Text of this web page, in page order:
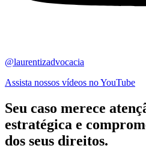
@laurentizadvocacia
Assista nossos vídeos no YouTube
Seu caso merece
estratégica e
dos seus direitos.